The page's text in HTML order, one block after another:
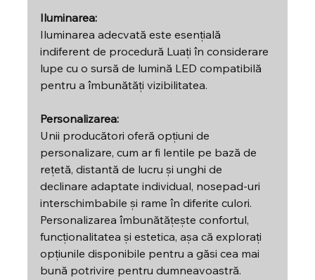
Iluminarea:
Iluminarea adecvată este esențială
indiferent de procedură Luați în considerare
lupe cu o sursă de lumină LED compatibilă
pentru a îmbunătăți vizibilitatea.
Personalizarea:
Unii producători oferă opțiuni de
personalizare, cum ar fi lentile pe bază de
rețetă, distantă de lucru și unghi de
declinare adaptate individual, nosepad-uri
interschimbabile și rame în diferite culori.
Personalizarea îmbunătățește confortul,
funcționalitatea și estetica, așa că explorați
opțiunile disponibile pentru a găsi cea mai
bună potrivire pentru dumneavoastră.